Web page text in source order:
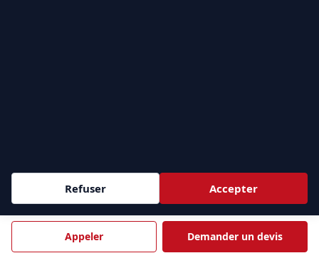
Appeler Demander un devis
Grille tarifaire
Notre organisme
Contact
Refuser Accepter